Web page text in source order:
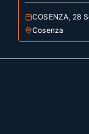
COSENZA, 28
Cosenza